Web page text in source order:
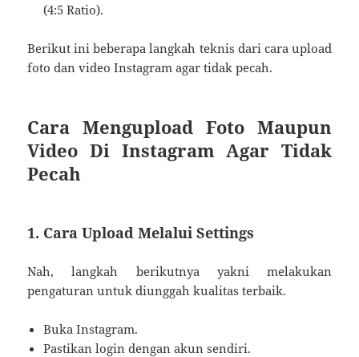
(4:5 Ratio).
Berikut ini beberapa langkah teknis dari cara upload
foto dan video Instagram agar tidak pecah.
Cara Mengupload Foto Maupun
Video Di Instagram Agar Tidak
Pecah
1. Cara Upload Melalui Settings
Nah, langkah berikutnya yakni melakukan
pengaturan untuk diunggah kualitas terbaik.
Buka Instagram.
Pastikan login dengan akun sendiri.